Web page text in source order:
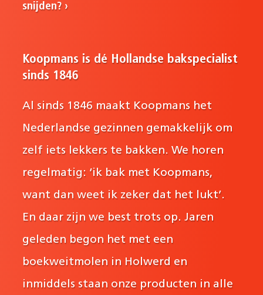
snijden?
Koopmans is dé Hollandse bakspecialist
sinds 1846
Al sinds 1846 maakt Koopmans het
Nederlandse gezinnen gemakkelijk om
zelf iets lekkers te bakken. We horen
regelmatig: ‘ik bak met Koopmans,
want dan weet ik zeker dat het lukt’.
En daar zijn we best trots op. Jaren
geleden begon het met een
boekweitmolen in Holwerd en
inmiddels staan onze producten in alle